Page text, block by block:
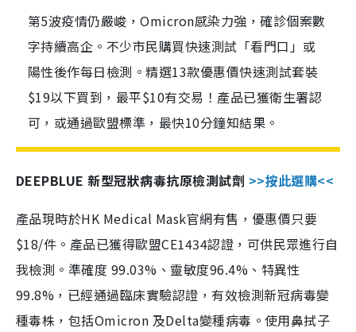
第5波疫情仍嚴峻，Omicron感染力強，確診個案數
字持續高企。不少市民購買快速測試「看門口」或
陽性後作每日檢測。精選13款優惠價快速測試套裝
$19以下買到，最平$10有交易！產品已獲衛生署認
可，或通過歐盟標準，最快10分鐘知結果。
DEEPBLUE 新型冠狀病毒抗原檢測試劑 >>按此選購<<
產品現時於HK Medical Mask官網有售，優惠價只要
$18/件。產品已獲得歐盟CE1434認證，可供民眾進行自
我檢測。準確度 99.03%、靈敏度96.4%、特異性
99.8%，已經通過臨床實驗認證，有效檢測新冠病毒變
種毒株，包括Omicron 及Delta變種病毒。使用鼻拭子